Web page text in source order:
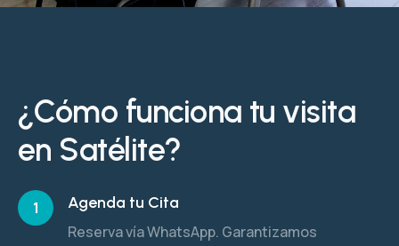
¿Cómo funciona tu visita
en Satélite?
1
Agenda tu Cita
Reserva vía WhatsApp. Garantizamos